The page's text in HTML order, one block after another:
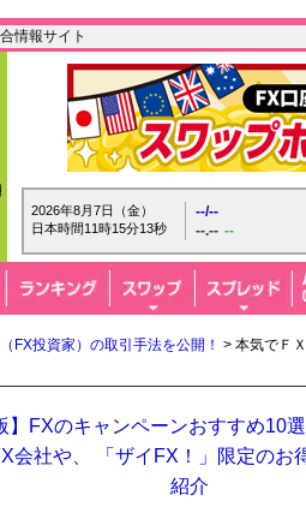
情報サイト
2026年8月7日（金）
日本時間11時15分14秒
--/--
--.-- --
FX投資家）の取引手法を公開！ > 本気でＦ
】FXのキャンペーンおすすめ10
会社や、 「ザイFX！」限定のお
紹介